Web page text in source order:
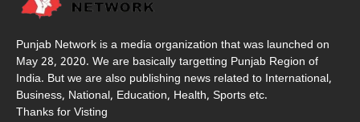
Punjab Network is a media organization that was launched on
May 28, 2020. We are basically targetting Punjab Region of
India. But we are also publishing news related to International,
Business, National, Education, Health, Sports etc.
Thanks for Visting